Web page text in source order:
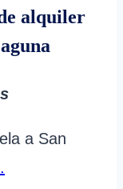
alquiler
a San